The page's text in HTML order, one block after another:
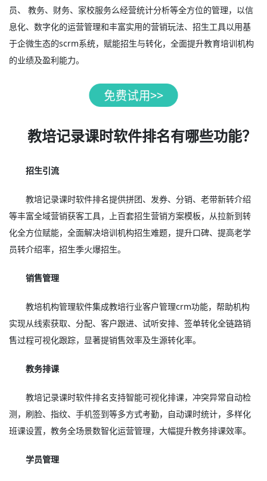
员、 教务、财务、家校服务么经营统计分析等全方位的管理，以信
息化、数字化的运营管理和丰富实用的营销玩法、招生工具以用基
于企微生态的scrm系统，赋能招生与转化，全面提升教育培训机构
的业绩及盈利能力。
教培记录课时软件排名有哪些功能？
招生引流
教培记录课时软件排名提供拼团、发券、分销、老带新转介绍
等丰富全域营销获客工具，上百套招生营销方案模板，从拉新到转
化全方位赋能，全面解决培训机构招生难题，提升口碑、提高老学
员转介绍率，招生季火爆招生。
销售管理
教培机构管理软件集成教培行业客户管理crm功能，帮助机构
实现从线索获取、分配、客户跟进、试听安排、签单转化全链路销
售过程可视化跟踪，显著提销售效率及生源转化率。
教务排课
教培记录课时软件排名支持智能可视化排课，冲突异常自动检
测，刷脸、指纹、手机签到等多方式考勤，自动课时统计，多样化
班课设置，教务全场景数智化运营管理，大幅提升教务排课效率。
学员管理